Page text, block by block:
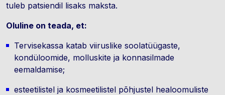
tuleb patsiendil lisaks maksta.
Oluline on teada, et:
Tervisekassa katab viiruslike soolatüügaste,
kondüloomide, molluskite ja konnasilmade
eemaldamise;
esteetilistel ja kosmeetilistel põhjustel healoomuliste